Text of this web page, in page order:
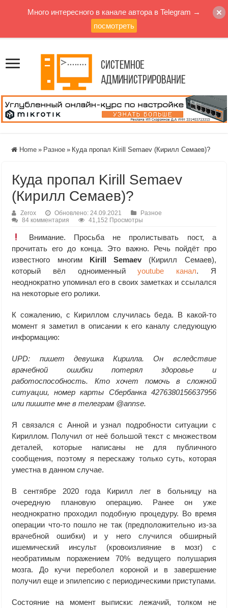
Home » Разное » Куда пропал Kirill Semaev (Кирилл Семаев)?
Куда пропал Kirill Semaev
(Кирилл Семаев)?
Zerox Обновлено: 24.09.2021
Разное
84 комментария
41,152 Просмотры
Внимание. Просьба не пролистывать пост, а
прочитать его до конца. Это важно. Речь пойдёт про
известного многим Kirill Semaev (Кирилл Семаев),
который вёл одноименныйyoutube канал. Я
неоднократно упоминал его в своих заметках и ссылался
на некоторые его ролики.
К сожалению, с Кириллом случилась беда. В какой-то
момент я заметил в описании к его каналу следующую
информацию:
UPD: пишет девушка Кирилла. Он вследствие
врачебной ошибки потерял здоровье и
работоспособность. Кто хочет помочь в сложной
ситуации, номер карты Сбербанка 4276380156637956
или пишите мне в телеграм @annse.
Я связался с Анной и узнал подробности ситуации с
Кириллом. Получил от неё большой текст с множеством
деталей, которые написаны не для публичного
сообщения, поэтому я перескажу только суть, которая
уместна в данном случае.
В сентябре 2020 года Кирилл лег в больницу на
очередную плановую операцию. Ранее он уже
неоднократно проходил подобную процедуру. Во время
операции что-то пошло не так (предположительно из-за
врачебной ошибки) и у него случился обширный
ишемический инсульт (кровоизлияние в мозг) с
необратимым поражением 70% ведущего полушария
мозга. До кучи переболел короной и в завершение
получил еще и эпилепсию с периодическими приступами.
Состояние на момент выписки: лежачий, толком не
Много интересного в канале автора в Telegram →
посмотреть